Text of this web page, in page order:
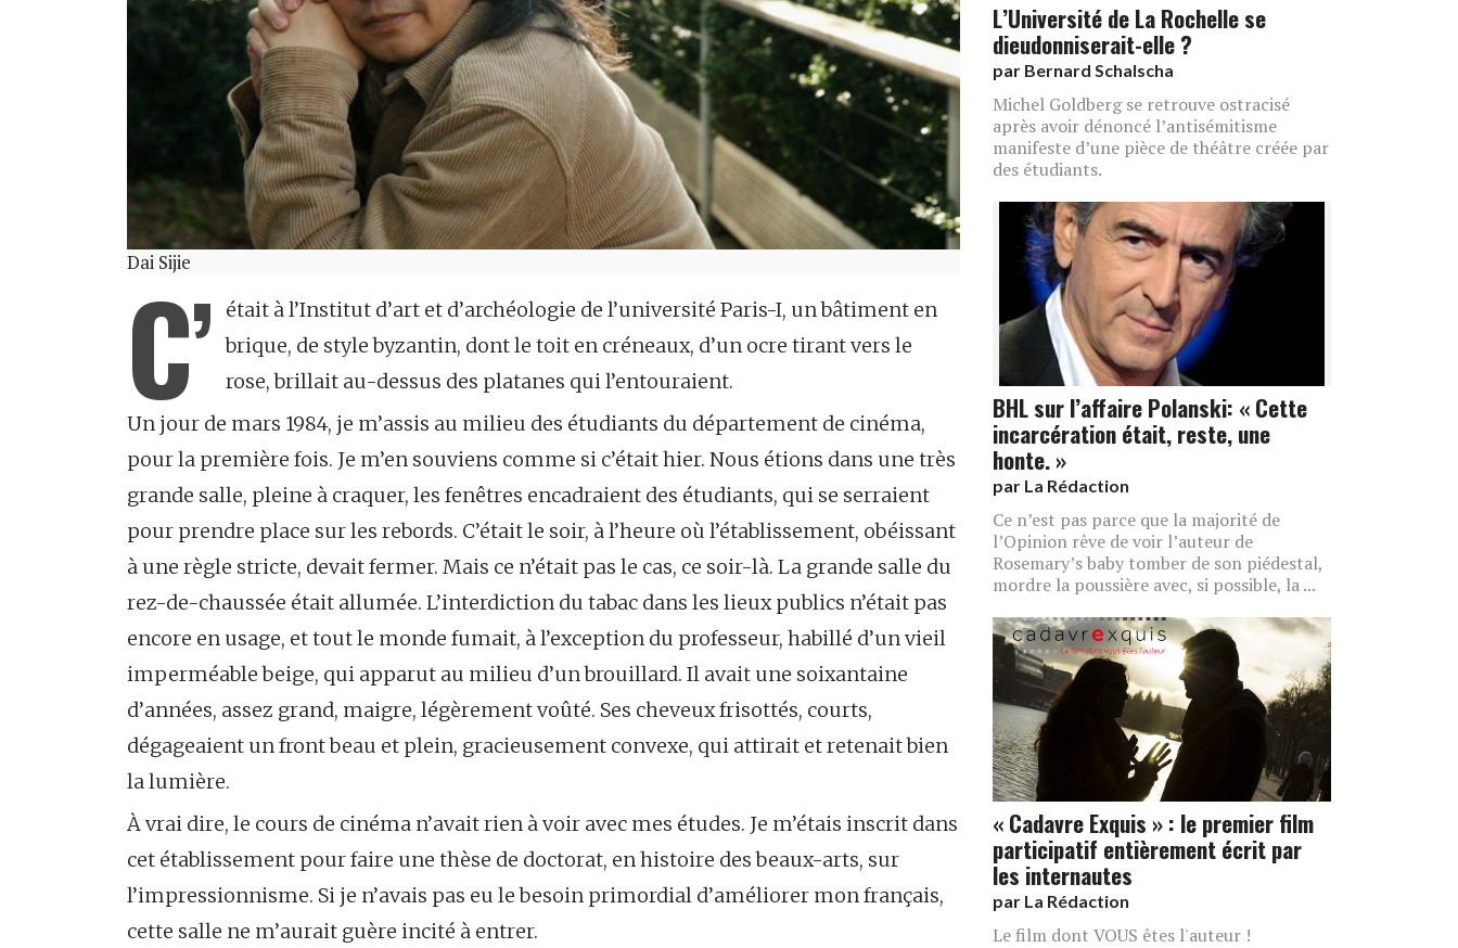
Dai Sijie
C’
était à l’Institut d’art et d’archéologie de l’université Paris-I, un bâtiment en
brique, de style byzantin, dont le toit en créneaux, d’un ocre tirant vers le
rose, brillait au-dessus des platanes qui l’entouraient.
Un jour de mars 1984, je m’assis au milieu des étudiants du département de cinéma,
pour la première fois. Je m’en souviens comme si c’était hier. Nous étions dans une très
grande salle, pleine à craquer, les fenêtres encadraient des étudiants, qui se serraient
pour prendre place sur les rebords. C’était le soir, à l’heure où l’établissement, obéissant
à une règle stricte, devait fermer. Mais ce n’était pas le cas, ce soir-là. La grande salle du
rez-de-chaussée était allumée. L’interdiction du tabac dans les lieux publics n’était pas
encore en usage, et tout le monde fumait, à l’exception du professeur, habillé d’un vieil
imperméable beige, qui apparut au milieu d’un brouillard. Il avait une soixantaine
d’années, assez grand, maigre, légèrement voûté. Ses cheveux frisottés, courts,
dégageaient un front beau et plein, gracieusement convexe, qui attirait et retenait bien
la lumière.
À vrai dire, le cours de cinéma n’avait rien à voir avec mes études. Je m’étais inscrit dans
cet établissement pour faire une thèse de doctorat, en histoire des beaux-arts, sur
l’impressionnisme. Si je n’avais pas eu le besoin primordial d’améliorer mon français,
cette salle ne m’aurait guère incité à entrer.
L’Université de La Rochelle se
dieudonniserait-elle ?
par Bernard Schalscha
Michel Goldberg se retrouve ostracisé
après avoir dénoncé l’antisémitisme
manifeste d’une pièce de théâtre créée par
des étudiants.
BHL sur l’affaire Polanski: « Cette
incarcération était, reste, une
honte. »
par La Rédaction
Ce n’est pas parce que la majorité de
l’Opinion rêve de voir l’auteur de
Rosemary’s baby tomber de son piédestal,
mordre la poussière avec, si possible, la ...
« Cadavre Exquis » : le premier film
participatif entièrement écrit par
les internautes
par La Rédaction
Le film dont VOUS êtes l'auteur !